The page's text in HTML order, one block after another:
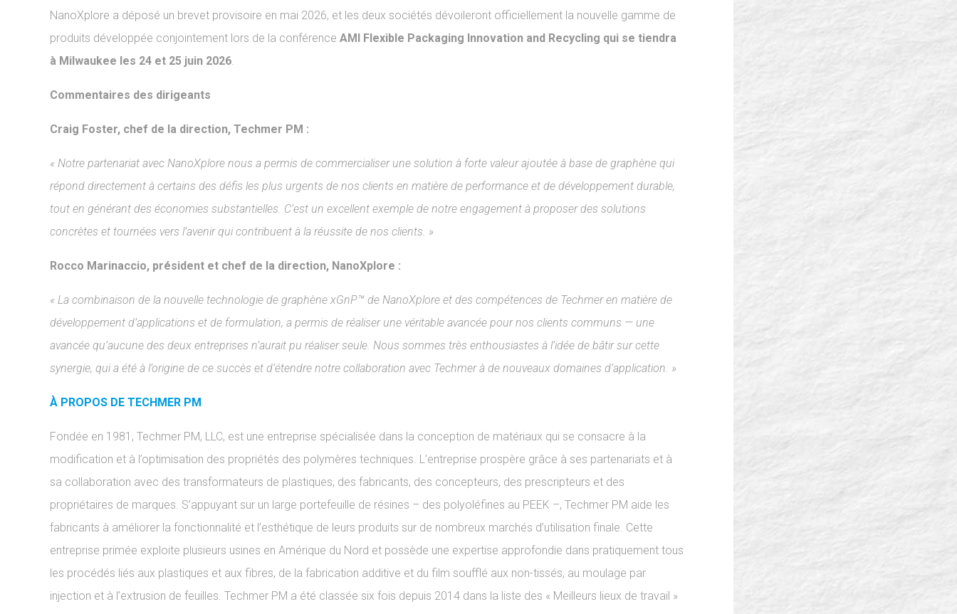
NanoXplore a déposé un brevet provisoire en mai 2026, et les deux sociétés dévoileront officiellement la nouvelle gamme de
produits développée conjointement lors de la conférence AMI Flexible Packaging Innovation and Recycling qui se tiendra
à Milwaukee les 24 et 25 juin 2026
Commentaires des dirigeants
Craig Foster, chef de la direction, Techmer PM :
« Notre partenariat avec NanoXplore nous a permis de commercialiser une solution à forte valeur ajoutée à base de graphène qui
répond directement à certains des défis les plus urgents de nos clients en matière de performance et de développement durable,
tout en générant des économies substantielles. C’est un excellent exemple de notre engagement à proposer des solutions
concrètes et tournées vers l’avenir qui contribuent à la réussite de nos clients. »
Rocco Marinaccio, président et chef de la direction, NanoXplore :
« La combinaison de la nouvelle technologie de graphène xGnP™ de NanoXplore et des compétences de Techmer en matière de
développement d’applications et de formulation, a permis de réaliser une véritable avancée pour nos clients communs — une
avancée qu’aucune des deux entreprises n’aurait pu réaliser seule. Nous sommes très enthousiastes à l’idée de bâtir sur cette
synergie, qui a été à l’origine de ce succès et d’étendre notre collaboration avec Techmer à de nouveaux domaines d’application. »
À PROPOS DE TECHMER PM
Fondée en 1981, Techmer PM, LLC, est une entreprise spécialisée dans la conception de matériaux qui se consacre à la
modification et à l’optimisation des propriétés des polymères techniques. L’entreprise prospère grâce à ses partenariats et à
sa collaboration avec des transformateurs de plastiques, des fabricants, des concepteurs, des prescripteurs et des
propriétaires de marques. S’appuyant sur un large portefeuille de résines – des polyoléfines au PEEK –, Techmer PM aide les
fabricants à améliorer la fonctionnalité et l’esthétique de leurs produits sur de nombreux marchés d’utilisation finale. Cette
entreprise primée exploite plusieurs usines en Amérique du Nord et possède une expertise approfondie dans pratiquement tous
les procédés liés aux plastiques et aux fibres, de la fabrication additive et du film soufflé aux non-tissés, au moulage par
injection et à l’extrusion de feuilles. Techmer PM a été classée six fois depuis 2014 dans la liste des « Meilleurs lieux de travail »